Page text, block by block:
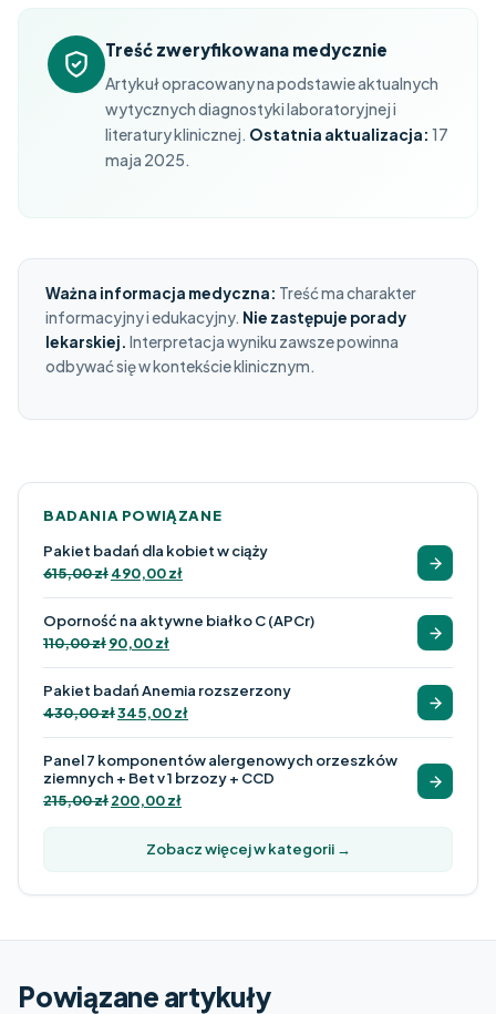
Treść zweryfikowana medycznie
Artykuł opracowany na podstawie aktualnych
wytycznych diagnostyki laboratoryjnej i
literatury klinicznej. Ostatnia aktualizacja: 17
maja 2025.
Ważna informacja medyczna: Treść ma charakter
informacyjny i edukacyjny. Nie zastępuje porady
lekarskiej. Interpretacja wyniku zawsze powinna
odbywać się w kontekście klinicznym.
BADANIA POWIĄZANE
Pakiet badań dla kobiet w ciąży
615,00zł490,00zł
Oporność na aktywne białko C (APCr)
110,00zł90,00zł
Pakiet badań Anemia rozszerzony
430,00zł345,00zł
Panel 7 komponentów alergenowych orzeszków
ziemnych + Bet v 1 brzozy + CCD
215,00zł200,00zł
Zobacz więcej w kategorii →
Powiązane artykuły